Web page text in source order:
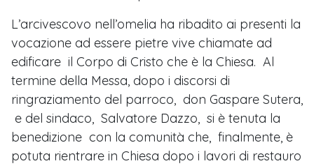
L’arcivescovo nell’omelia ha ribadito ai presenti la
vocazione ad essere pietre vive chiamate ad
edificare il Corpo di Cristo che è la Chiesa. Al
termine della Messa, dopo i discorsi di
ringraziamento del parroco, don Gaspare Sutera,
e del sindaco, Salvatore Dazzo, si è tenuta la
benedizione con la comunità che, finalmente, è
potuta rientrare in Chiesa dopo i lavori di restauro